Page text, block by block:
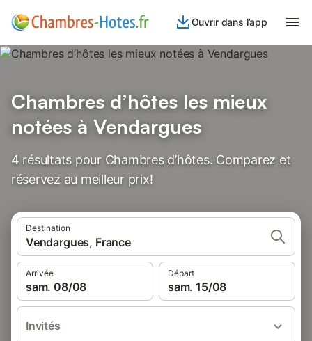
Ouvrir dans l’app
Chambres d’hôtes les mieux
notées à Vendargues
4 résultats pour Chambres d’hôtes. Comparez et
réservez au meilleur prix!
Destination
Vendargues, France
Arrivée
sam. 08/08
Départ
sam. 15/08
Invités